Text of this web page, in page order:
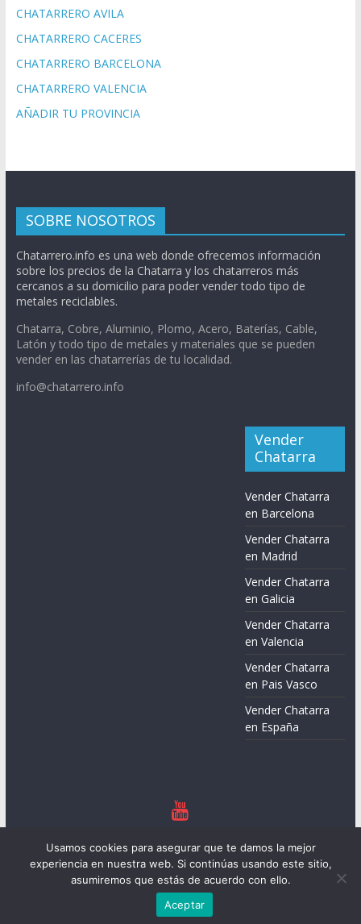
CHATARRERO AVILA
CHATARRERO CACERES
CHATARRERO BARCELONA
CHATARRERO VALENCIA
AÑADIR TU PROVINCIA
SOBRE NOSOTROS
Chatarrero.info es una web donde ofrecemos información
sobre los precios de la Chatarra y los chatarreros más
cercanos a su domicilio para poder vender todo tipo de
metales reciclables.
Chatarra, Cobre, Aluminio, Plomo, Acero, Baterías, Cable,
Latón y todo tipo de metales y materiales que se pueden
vender en las chatarrerías de tu localidad.
info@chatarrero.info
Vender
Chatarra
Vender Chatarra
en Barcelona
Vender Chatarra
en Madrid
Vender Chatarra
en Galicia
Vender Chatarra
en Valencia
Vender Chatarra
en Pais Vasco
Vender Chatarra
en España
derechos reservados.
Tema:ColorMagpor ThemeGrill. Funciona conWordPress
Usamos cookies para asegurar que te damos la mejor
experiencia en nuestra web. Si continúas usando este sitio,
asumiremos que estás de acuerdo con ello.
Aceptar